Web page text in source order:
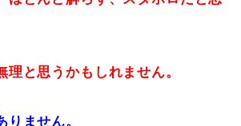
理と思うかもしれません。
りません。